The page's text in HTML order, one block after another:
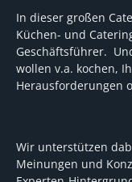
In dieser großen
Küchen- und
Geschäftsführer.
wollen v.a. kochen,
Herausforderungen
Wir unterstützen
Meinungen und